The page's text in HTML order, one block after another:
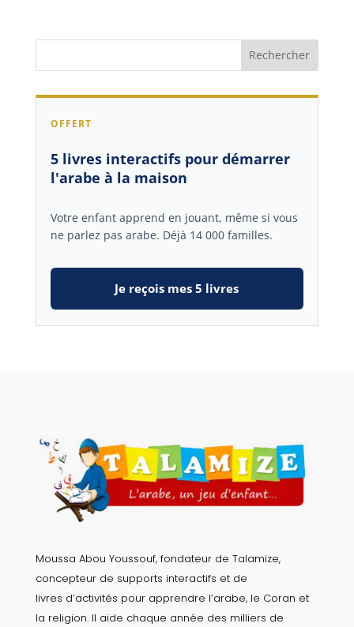
OFFERT
5 livres interactifs pour démarrer
l'arabe à la maison
Votre enfant apprend en jouant, même si vous
ne parlez pas arabe. Déjà 14 000 familles.
Je reçois mes 5 livres
Moussa Abou Youssouf, fondateur de Talamize,
concepteur de supports interactifs et de
livres d’activités pour apprendre l’arabe, le Coran et
la religion. Il aide chaque année des milliers de